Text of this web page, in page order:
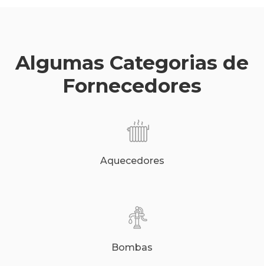
Algumas Categorias de
Fornecedores
Aquecedores
Bombas